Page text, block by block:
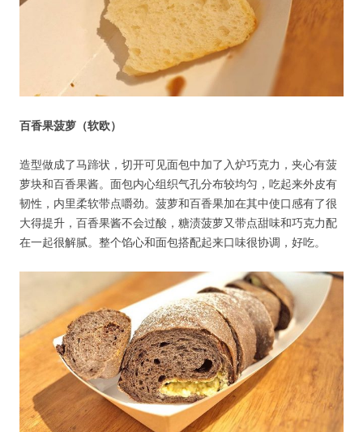
忘记密码?
记住我的登录状态
没帐号？注册一个
百香果菠萝（软欧）
造型做成了马蹄状，切开可见面包中加了入炉巧克力，夹心有菠
萝块和百香果酱。面包内心组织气孔分布较均匀，吃起来外皮有
韧性，内里柔软带点嚼劲。菠萝和百香果加在其中使口感有了很
大得提升，百香果酱不会过酸，糖渍菠萝又带点甜味和巧克力配
在一起很解腻。整个馅心和面包搭配起来口味很协调，好吃。